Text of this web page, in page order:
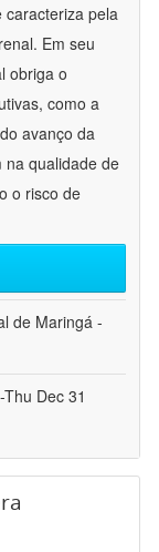
caracteriza pela
Em seu
obriga o
como a
avanço da
na qualidade de
o risco de
de Maringá -
Dec 31